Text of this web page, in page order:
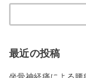
最近の投稿